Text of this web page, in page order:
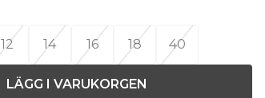
12 14 16 18 40
LÄGG I VARUKORGEN